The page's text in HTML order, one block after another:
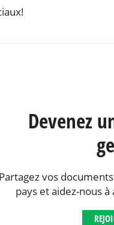
Devenez
Partagez vos
pays et aidez-nous